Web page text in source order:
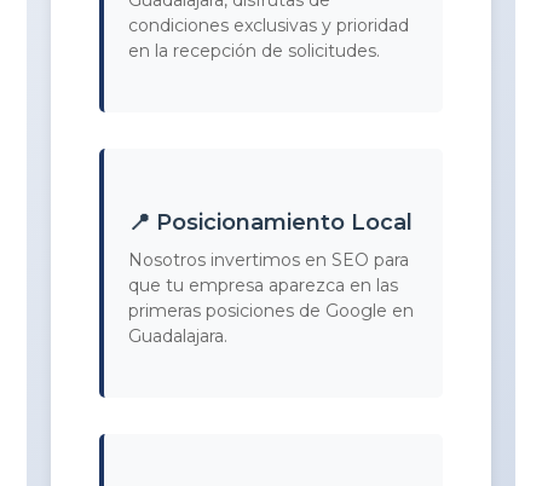
condiciones exclusivas y prioridad
en la recepción de solicitudes.
📍 Posicionamiento Local
Nosotros invertimos en SEO para
que tu empresa aparezca en las
primeras posiciones de Google en
Guadalajara.